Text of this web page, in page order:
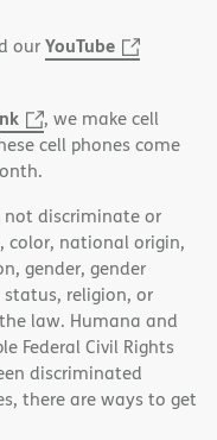
ourYouTube
, we make cell
cell phones come
not discriminate or
color, national origin,
gender, gender
religion, or
law. Humana and
Federal Civil Rights
discriminated
there are ways to get